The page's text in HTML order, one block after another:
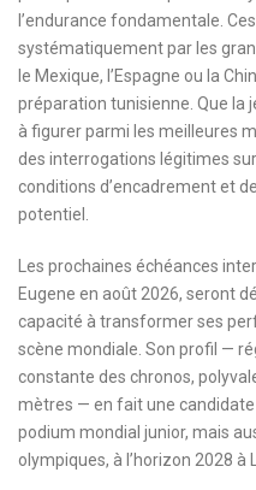
l’endurance fondamentale.
systématiquement par les
le Mexique, l’Espagne ou la
préparation tunisienne. Que la
à figurer parmi les meilleures
des interrogations légitimes
conditions d’encadrement et
potentiel.
Les prochaines échéances
Eugene en août 2026, seront
capacité à transformer ses
scène mondiale. Son profil —
constante des chronos,
mètres — en fait une
podium mondial junior, mais
olympiques, à l’horizon 2028 à